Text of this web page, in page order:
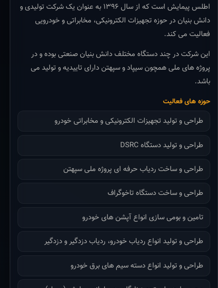
اطلس پیمایش است که از سال ۱۳۹۶ به عنوان یک شرکت تولیدی و
دانش بنیان در حوزه تجهیزات الکترونیکی، مخابراتی و خودرویی
فعالیت می کند.
این شرکت در چند دستگاه مختلف دانش بنیان صنعتی بوده و در
پروژه های ملی همچون سیپاد و سپهتن دارای تاییدیه و تولید می
باشد.
حوزه های فعالیت
طراحی و تولید تجهیزات الکترونیکی و مخابراتی خودرو
طراحی و تولید دستگاه DSRC
طراحی و ساخت ردیاب حرفه ای پروژه ملی سپهتن
طراحی و ساخت دستگاه تاخوگراف
تامین و بومی سازی انواع آپشن های خودرو
طراحی و تولید انواع ردیاب خودرو، ردیاب دزدگیر و دزدگیر
طراحی و تولید انواع دسته سیم های برق خودرو